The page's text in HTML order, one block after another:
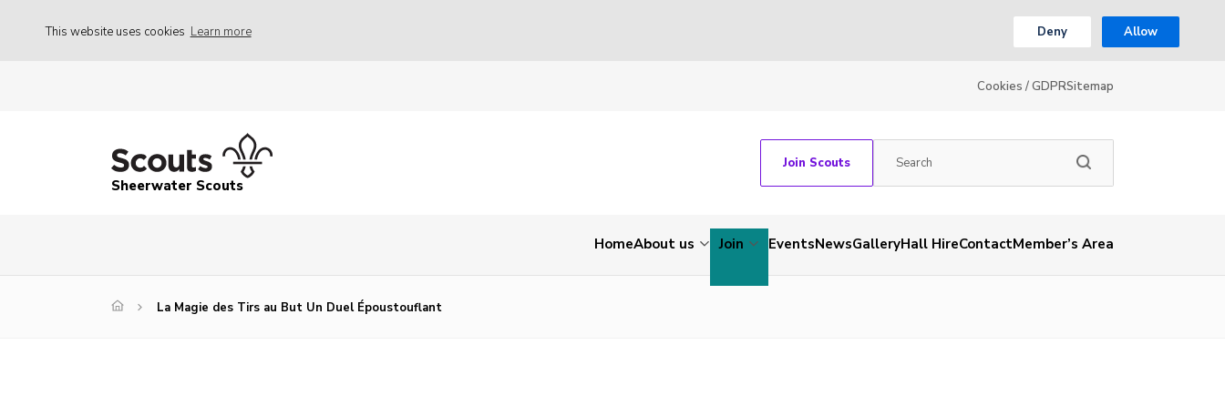
This website uses cookies Learn more Deny Allow
Cookies / GDPRSitemap
Sheerwater Scouts
Join Scouts
HomeAbout us Join EventsNewsGalleryHall HireContactMember’s Area
La Magie des Tirs au But Un Duel Époustouflant